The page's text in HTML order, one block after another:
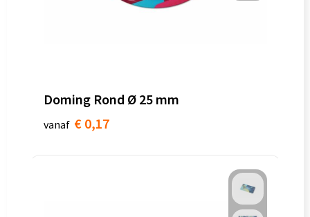
Doming Rond Ø 25 mm
vanaf € 0,17